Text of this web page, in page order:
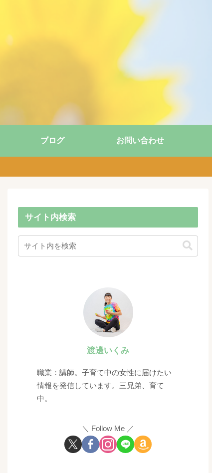
ブログ お問い合わせ
サイト内検索
渡邊いくみ
職業：講師。子育て中の女性に届けたい
情報を発信しています。三兄弟、育て
中。
Follow Me